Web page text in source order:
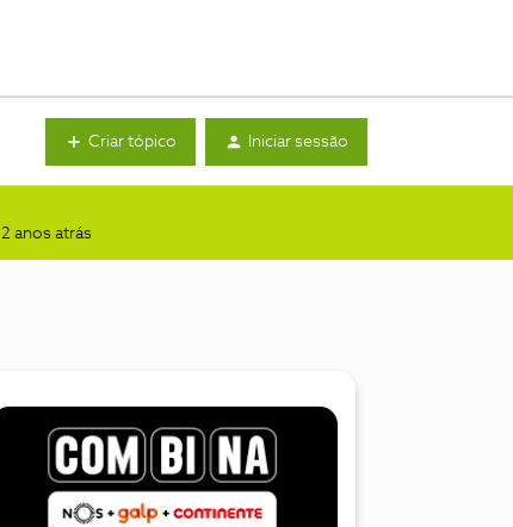
Criar tópico Iniciar sessão
2 anos atrás